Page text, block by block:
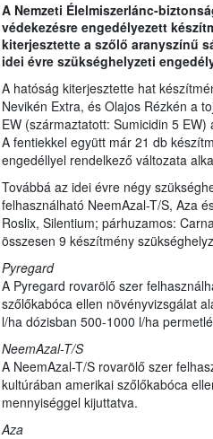
A Nemzeti Élelmiszerlánc-
védekezésre engedélyezett
kiterjesztette a szőlő aranyszínű
idei évre szükséghelyzeti
A hatóság kiterjesztette hat
Nevikén Extra, és Olajos Rézkén a
EW (származtatott: Sumicidin 5
A fentiekkel együtt már 21 db
engedéllyel rendelkező változata
Továbbá az idei évre négy
felhasználható NeemAzal-T/S, Aza
Roslix, Silentium; párhuzamos:
összesen 9 készítmény
Pyregard
A Pyregard rovarölő szer
szőlőkabóca ellen növényvizsgálat
l/ha dózisban 500-1000 l/ha
NeemAzal-T/S
A NeemAzal-T/S rovarölő szer
kultúrában amerikai szőlőkabóca
mennyiséggel kijuttatva.
Aza